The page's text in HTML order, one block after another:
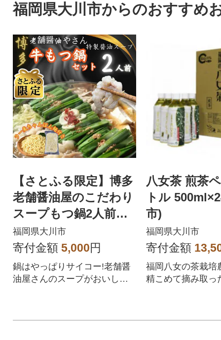
福岡県大川市からのおすすめ
【さとふる限定】博多
老舗醤油屋のこだわり
スープもつ鍋2人前セ
ット!福岡特産ラー麦
ちゃんぽん麺付大川市
福岡県大川市
寄付金額 5,000円
鍋はやっぱりサイコー!老舗醤
油屋さんのスープがおいしい!
八女茶 煎茶
トル
市)
福岡県大川市
寄付金額
福岡八女の茶栽培
精こめて摘み取っ